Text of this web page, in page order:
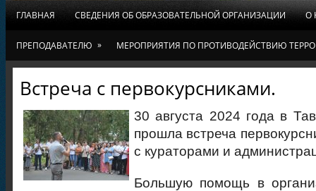
ГЛАВНАЯ СВЕДЕНИЯ ОБ ОБРАЗОВАТЕЛЬНОЙ ОРГАНИЗАЦИИ О
ПРЕПОДАВАТЕЛЮ » МЕРОПРИЯТИЯ ПО ПРОТИВОДЕЙСТВИЮ
Встреча с первокурсниками.
30 августа 2024 года в
прошла встреча
с кураторами и
Большую помощь в